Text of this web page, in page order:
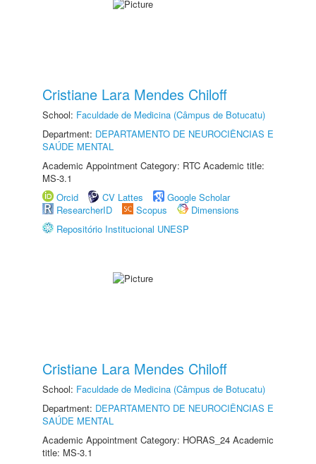
Cristiane Lara Mendes Chiloff
School: Faculdade de Medicina (Câmpus de Botucatu)
Department: DEPARTAMENTO DE NEUROCIÊNCIAS E
SAÚDE MENTAL
Academic Appointment Category: RTC Academic title:
MS-3.1
Orcid
CV Lattes
Google Scholar
ResearcherID
Scopus
Dimensions
Repositório Institucional UNESP
Cristiane Lara Mendes Chiloff
School: Faculdade de Medicina (Câmpus de Botucatu)
Department: DEPARTAMENTO DE NEUROCIÊNCIAS E
SAÚDE MENTAL
Academic Appointment Category: HORAS_24 Academic
title: MS-3.1